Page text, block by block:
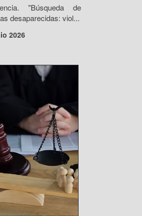
"Búsqueda de
desaparecidas: viol...
2026